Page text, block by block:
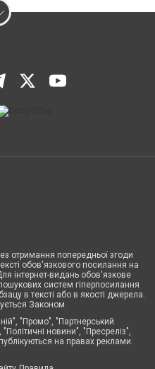
отримання попередньої згоди
обов'язкового посилання на
інтернет-видань обов'язкове
систем гіперпосилання
в тексті або в якості джерела.
Законом.
"Промо", "Партнерський
новини", "Пресреліз",
на правах реклами.